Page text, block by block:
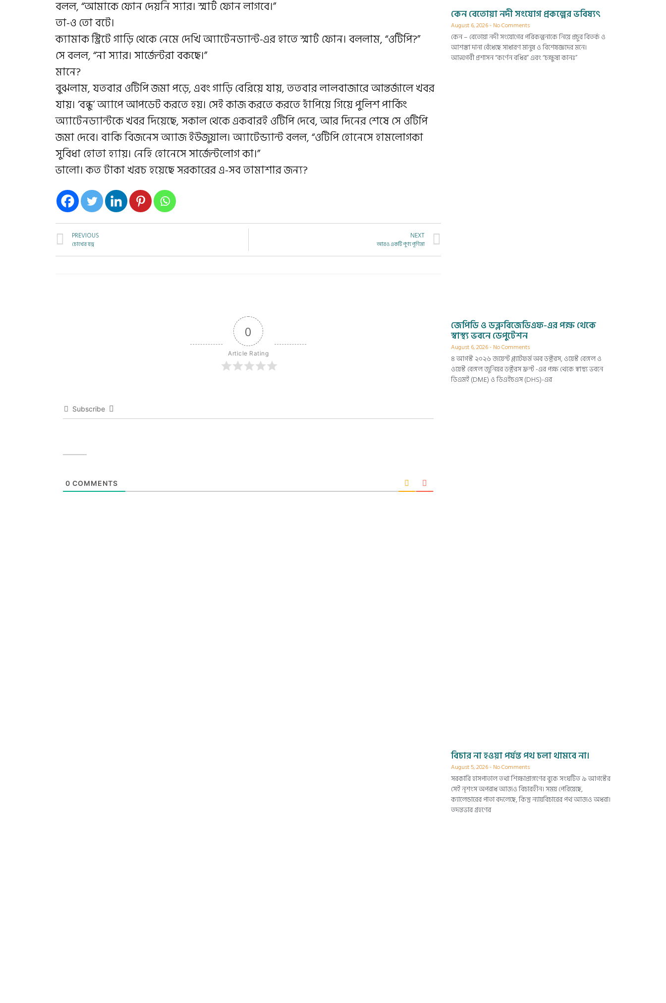
বলল, “আমাকে ফোন দেয়নি স্যার। স্মার্ট ফোন লাগবে।”
তা-ও তো বটে।
ক্যামাক স্ট্রিটে গাড়ি থেকে নেমে দেখি অ্যাটেনড্যান্ট-এর হাতে স্মার্ট ফোন। বললাম, “ওটিপি?”
সে বলল, “না স্যার। সার্জেন্টরা বকছে।”
মানে?
বুঝলাম, যতবার ওটিপি জমা পড়ে, এবং গাড়ি বেরিয়ে যায়, ততবার লালবাজারে আন্তর্জালে খবর
যায়। ‘বন্ধু’ অ্যাপে আপডেট করতে হয়। সেই কাজ করতে করতে হাঁপিয়ে গিয়ে পুলিশ পার্কিং
অ্যাটেনড্যান্টকে খবর দিয়েছে, সকাল থেকে একবারই ওটিপি দেবে, আর দিনের শেষে সে ওটিপি
জমা দেবে। বাকি বিজনেস অ্যাজ ইউজুয়াল। অ্যাটেন্ড্যান্ট বলল, “ওটিপি হোনেসে হামলোগকা
সুবিধা হোতা হ্যায়। নেহি হোনেসে সার্জেন্টলোগ কা।”
ভালো। কত টাকা খরচ হয়েছে সরকারের এ-সব তামাশার জন্য?
PREVIOUS
চোখের যত্ন
NEXT
আরও একটি পুণ্য পূর্ণিমা
0
Article Rating
Subscribe
0 COMMENTS
কেন বেতোয়া নদী সংযোগ প্রকল্পের ভবিষ্যৎ
August 6, 2026 No Comments
কেন – বেতোয়া নদী সংযোগের পরিকল্পনাকে নিয়ে প্রচুর বিতর্ক ও
আশঙ্কা দানা বেঁধেছে সাধারণ মানুষ ও বিশেষজ্ঞদের মনে।
আত্মগর্বী প্রশাসন “কর্ণেন বধির” এবং “চক্ষুষা কানঃ”
জেপিডি ও ডব্লুবিজেডিএফ-এর পক্ষ থেকে
স্বাস্থ্য ভবনে ডেপুটেশন
August 6, 2026 No Comments
৪ আগস্ট ২০২৬ জয়েন্ট প্ল্যাটফর্ম অব ডক্টরস, ওয়েস্ট বেঙ্গল ও
ওয়েস্ট বেঙ্গল জুনিয়র ডক্টরস ফ্রন্ট -এর পক্ষ থেকে স্বাস্থ্য ভবনে
ডিএমই (DME) ও ডিএইচএস (DHS)-এর
বিচার না হওয়া পর্যন্ত পথ চলা থামবে না।
August 5, 2026 No Comments
সরকারি হাসপাতাল তথা শিক্ষাপ্রাঙ্গণের বুকে সংঘটিত ৯ আগস্টের
সেই নৃশংস অপরাধ আজও বিচারহীন। সময় পেরিয়েছে,
ক্যালেন্ডারের পাতা বদলেছে, কিন্তু ন্যায়বিচারের পথ আজও অধরা।
তদন্তভার গ্রহণের